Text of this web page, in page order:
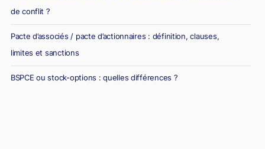
de conflit ?
Pacte d’associés / pacte d’actionnaires : définition, clauses,
limites et sanctions
BSPCE ou stock-options : quelles différences ?